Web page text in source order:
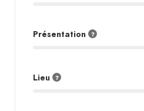
Présentation
Lieu